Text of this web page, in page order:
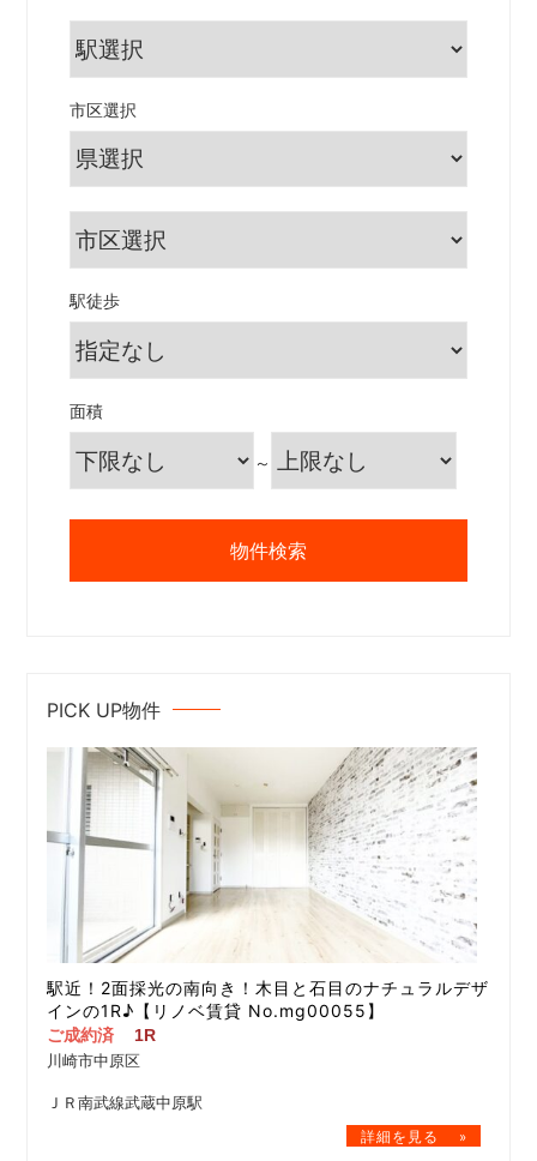
市区選択
駅徒歩
面積
～
PICK UP物件
駅近！2面採光の南向き！木目と石目のナチュラルデザ
インの1R♪【リノベ賃貸 No.mg00055】
ご成約済
1R
川崎市中原区
ＪＲ南武線武蔵中原駅